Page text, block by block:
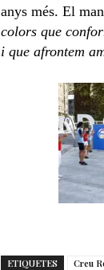
anys més. El
colors que
i que afrontem
ETIQUETES Creu